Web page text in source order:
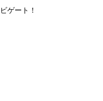
ゲート！